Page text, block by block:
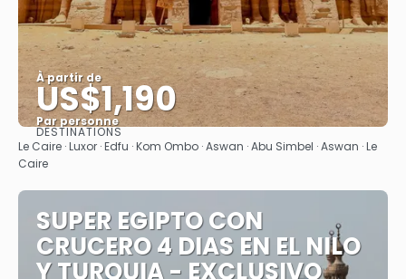
À partir de
US$1,190
Par personne
Afficher
DESTINATIONS
Le Caire · Luxor · Edfu · Kom Ombo · Aswan · Abu Simbel · Aswan · Le
Caire
SUPER EGIPTO CON
CRUCERO 4 DIAS EN EL NILO
Y TURQUIA - EXCLUSIVO